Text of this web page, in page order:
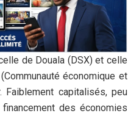
de Douala (DSX) et celle
économique et
Faiblement capitalisés, peu
des économies